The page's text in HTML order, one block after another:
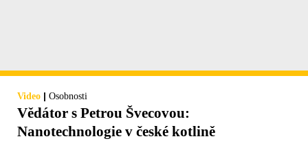
Video | Osobnosti
Vědátor s Petrou Švecovou:
Nanotechnologie v české kotlině